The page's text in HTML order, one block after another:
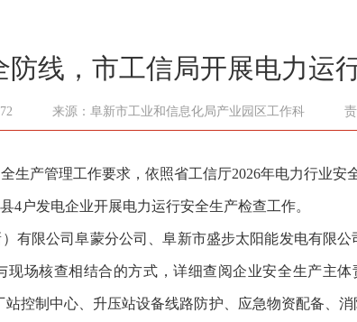
防线，市工信局开展电力运
来源：阜新市工业和信息化局产业园区工作科
生产管理工作要求，依照省工信厅2026年电力行业
4户发电企业开展电力运行安全生产检查工作。
有限公司阜蒙分公司、阜新市盛步太阳能发电有限
现场核查相结合的方式，详细查阅企业安全生产主
站控制中心、升压站设备线路防护、应急物资配备、